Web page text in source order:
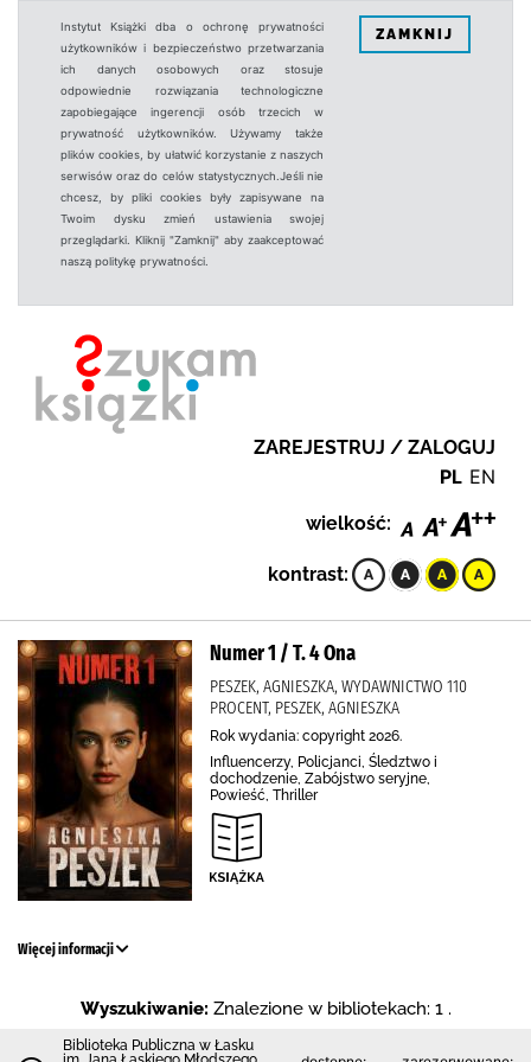
Instytut Książki dba o ochronę prywatności
użytkowników i bezpieczeństwo przetwarzania
ich danych osobowych oraz stosuje
odpowiednie rozwiązania technologiczne
zapobiegające ingerencji osób trzecich w
prywatność użytkowników. Używamy także
plików cookies, by ułatwić korzystanie z naszych
serwisów oraz do celów statystycznych.Jeśli nie
chcesz, by pliki cookies były zapisywane na
Twoim dysku zmień ustawienia swojej
przeglądarki. Kliknij "Zamknij" aby zaakceptować
naszą politykę prywatności.
ZAMKNIJ
ZAREJESTRUJ / ZALOGUJ
PL EN
wielkość:
kontrast:
Numer 1 / T. 4 Ona
PESZEK, AGNIESZKA, WYDAWNICTWO 110
PROCENT, PESZEK, AGNIESZKA
Rok wydania: copyright 2026.
Influencerzy, Policjanci, Śledztwo i
dochodzenie, Zabójstwo seryjne,
Powieść, Thriller
Więcej informacji
Wyszukiwanie: Znalezione w bibliotekach: 1 .
Biblioteka Publiczna w Łasku